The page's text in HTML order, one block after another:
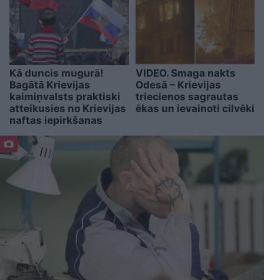
Kā duncis mugurā!
Bagātā Krievijas
kaimiņvalsts praktiski
atteikusies no Krievijas
naftas iepirkšanas
VIDEO. Smaga nakts
Odesā – Krievijas
triecienos sagrautas
ēkas un ievainoti cilvēki